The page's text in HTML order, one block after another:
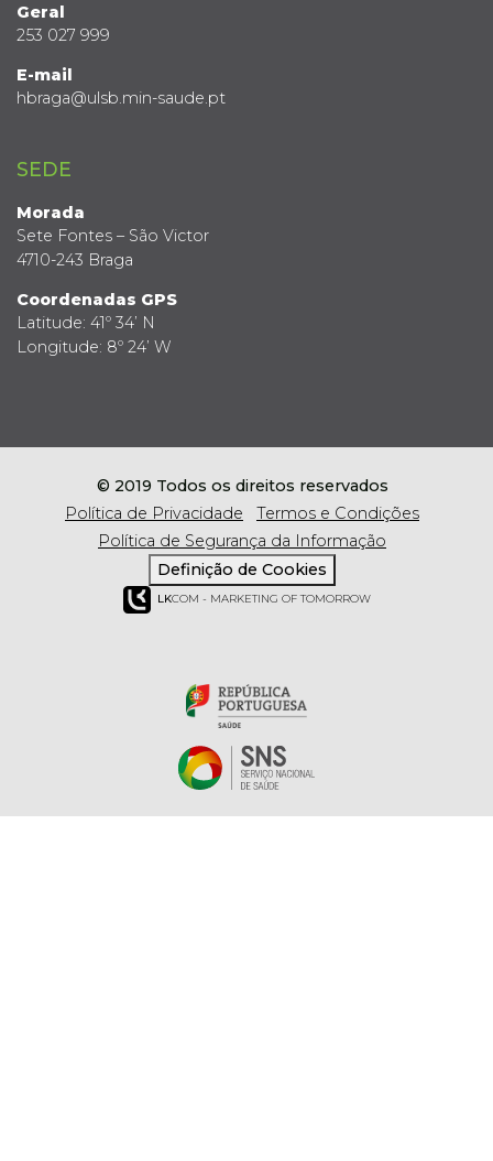
Geral
253 027 999
E-mail
hbraga@ulsb.min-saude.pt
SEDE
Morada
Sete Fontes – São Victor
4710-243 Braga
Coordenadas GPS
Latitude: 41º 34’ N
Longitude: 8º 24’ W
© 2019 Todos os direitos reservados
Política de Privacidade
Termos e Condições
Política de Segurança da Informação
Definição de Cookies
LKCOM - MARKETING OF TOMORROW